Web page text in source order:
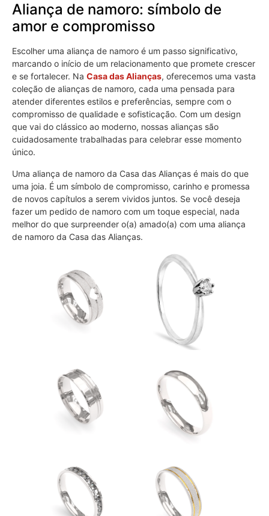
Aliança de namoro: símbolo de
amor e compromisso
Escolher uma aliança de namoro é um passo significativo,
marcando o início de um relacionamento que promete crescer
e se fortalecer. Na Casa das Alianças, oferecemos uma vasta
coleção de alianças de namoro, cada uma pensada para
atender diferentes estilos e preferências, sempre com o
compromisso de qualidade e sofisticação. Com um design
que vai do clássico ao moderno, nossas alianças são
cuidadosamente trabalhadas para celebrar esse momento
único.
Uma aliança de namoro da Casa das Alianças é mais do que
uma joia. É um símbolo de compromisso, carinho e promessa
de novos capítulos a serem vividos juntos. Se você deseja
fazer um pedido de namoro com um toque especial, nada
melhor do que surpreender o(a) amado(a) com uma aliança
de namoro da Casa das Alianças.